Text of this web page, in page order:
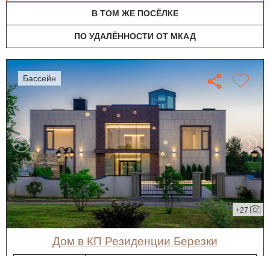
В ТОМ ЖЕ ПОСЁЛКЕ
ПО УДАЛЁННОСТИ ОТ МКАД
бассейн
+27
дом в КП Резиденции Березки